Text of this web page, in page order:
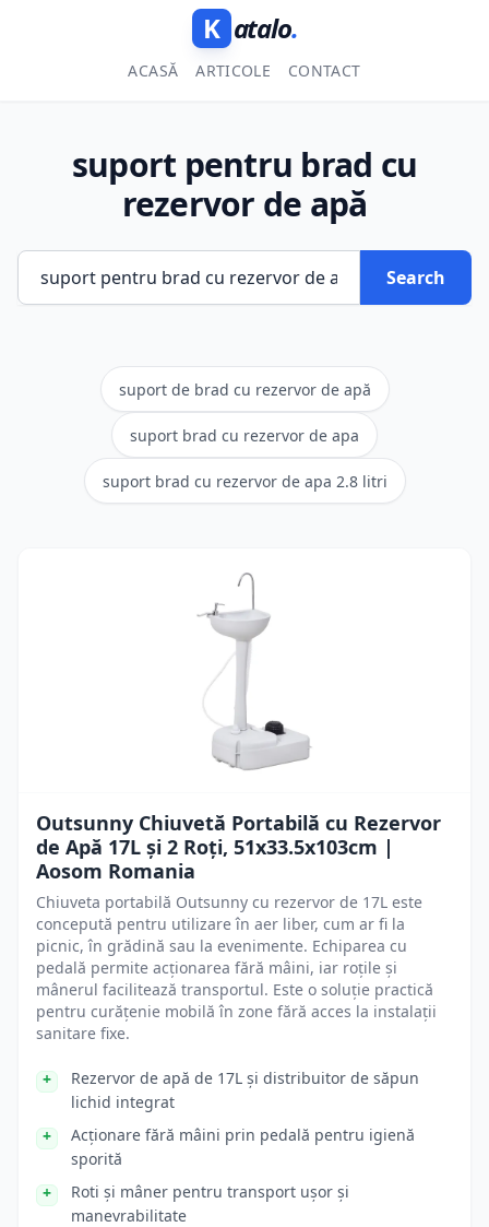
K atalo.
ACASĂ ARTICOLE CONTACT
suport pentru brad cu
rezervor de apă
Search
suport de brad cu rezervor de apă
suport brad cu rezervor de apa
suport brad cu rezervor de apa 2.8 litri
Outsunny Chiuvetă Portabilă cu Rezervor
de Apă 17L și 2 Roți, 51x33.5x103cm |
Aosom Romania
Chiuveta portabilă Outsunny cu rezervor de 17L este
concepută pentru utilizare în aer liber, cum ar fi la
picnic, în grădină sau la evenimente. Echiparea cu
pedală permite acționarea fără mâini, iar roțile și
mânerul facilitează transportul. Este o soluție practică
pentru curățenie mobilă în zone fără acces la instalații
sanitare fixe.
Rezervor de apă de 17L și distribuitor de săpun
lichid integrat
Acționare fără mâini prin pedală pentru igienă
sporită
Roti și mâner pentru transport ușor și
manevrabilitate